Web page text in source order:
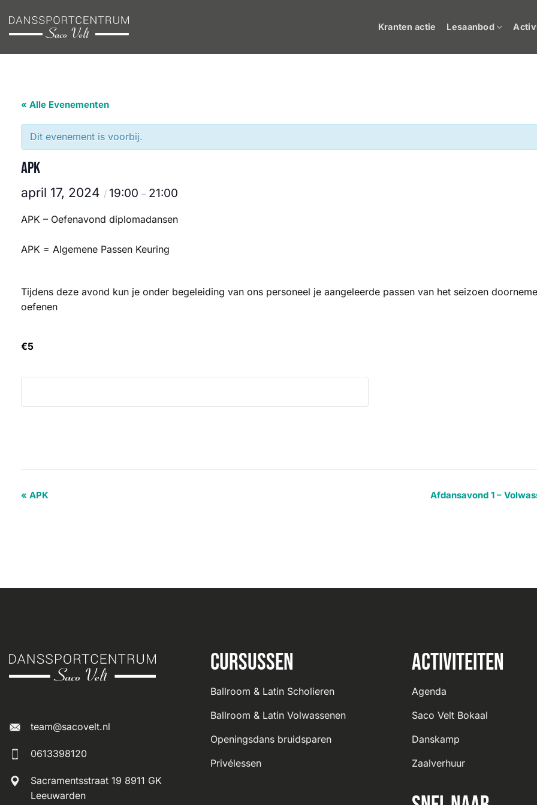
naar
inhoud
Kranten actie Lesaanbod
« Alle Evenementen
Dit evenement is voorbij.
APK
april 17, 2024 / 19:00 – 21:00
APK – Oefenavond diplomadansen
APK = Algemene Passen Keuring
Tijdens deze avond kun je onder begeleiding van ons personeel je aangeleerde passen van het seizoen
oefenen
€5
Evenement
« APK Afdansavond 1 –
team@sacovelt.nl
0613398120
Sacramentsstraat 19 8911 GK
Leeuwarden
Cursussen
Ballroom & Latin Scholieren
Ballroom & Latin Volwassenen
Openingsdans bruidsparen
Privélessen
Activiteiten
Agenda
Saco Velt Bokaal
Danskamp
Zaalverhuur